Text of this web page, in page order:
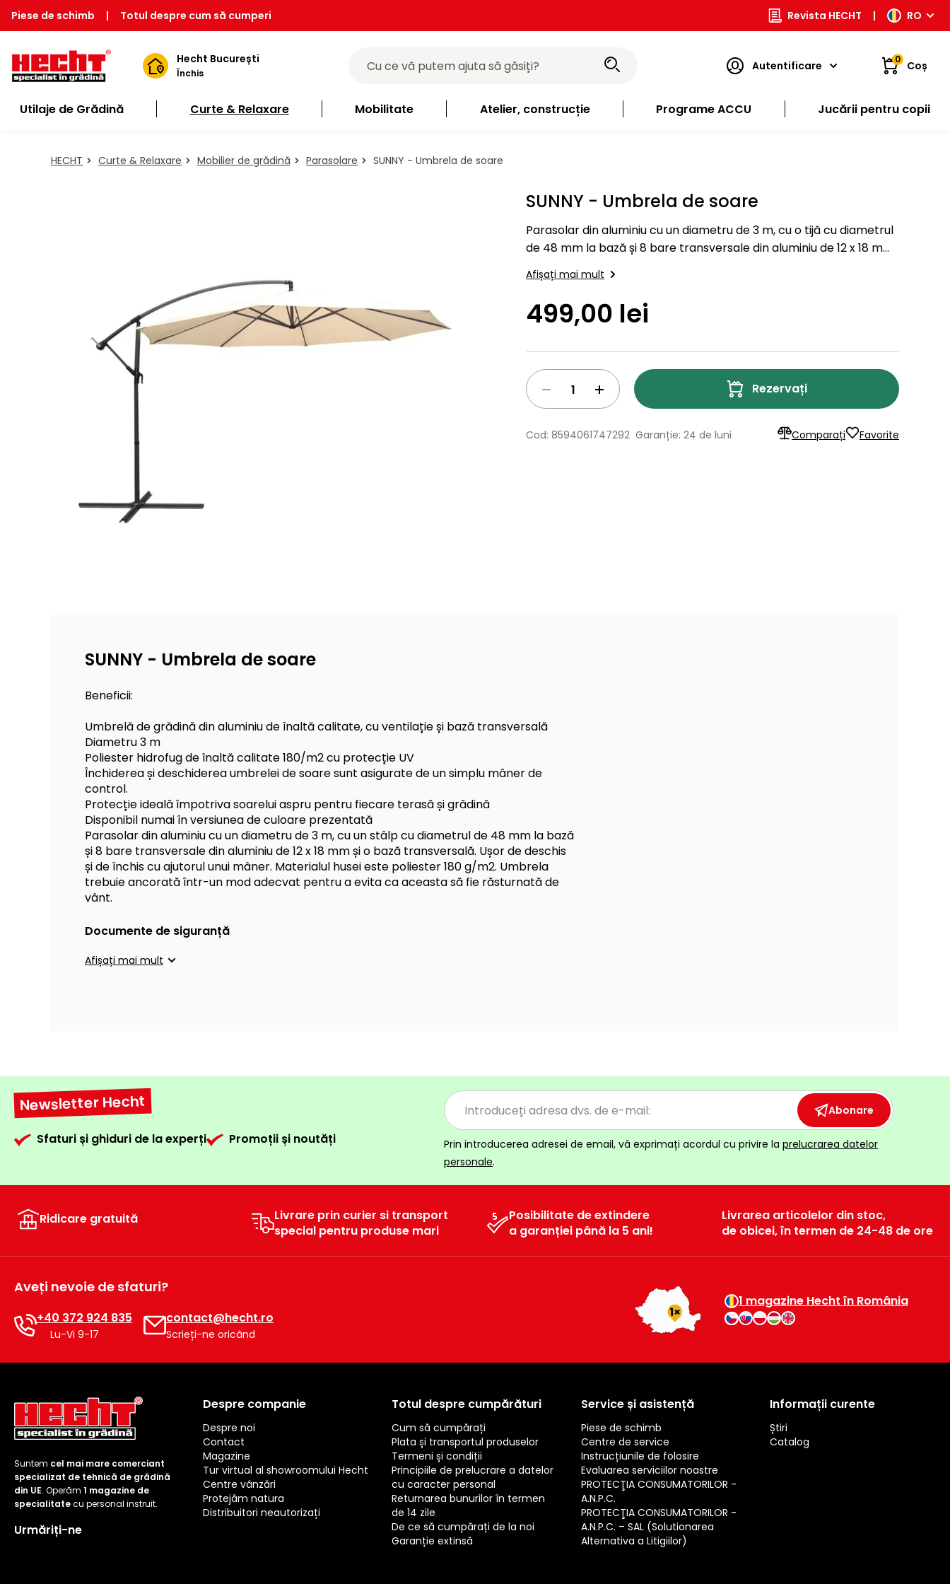
Piese de schimb | Totul despre cum să cumperi Revista HECHT | RO
Hecht București
Închis
Autentificare 0 Coș
Utilaje de Grădină Curte & Relaxare Mobilitate Atelier, construcție Programe ACCU Jucării pentru copii
HECHT Curte & Relaxare Mobilier de grădină Parasolare SUNNY - Umbrela de soare
SUNNY - Umbrela de soare
Parasolar din aluminiu cu un diametru de 3 m, cu o tijă cu diametrul
de 48 mm la bază și 8 bare transversale din aluminiu de 12 x 18 mm
Afișați mai mult
499,00 lei
Rezervați
Comparați Favorite
Cod: 8594061747292 Garanție: 24 de luni
SUNNY - Umbrela de soare
Beneficii:
Umbrelă de grădină din aluminiu de înaltă calitate, cu ventilație și bază transversală
Diametru 3 m
Poliester hidrofug de înaltă calitate 180/m2 cu protecție UV
Închiderea și deschiderea umbrelei de soare sunt asigurate de un simplu mâner de
control.
Protecție ideală împotriva soarelui aspru pentru fiecare terasă și grădină
Disponibil numai în versiunea de culoare prezentată
Parasolar din aluminiu cu un diametru de 3 m, cu un stâlp cu diametrul de 48 mm la bază
și 8 bare transversale din aluminiu de 12 x 18 mm și o bază transversală. Ușor de deschis
și de închis cu ajutorul unui mâner. Materialul husei este poliester 180 g/m2. Umbrela
trebuie ancorată într-un mod adecvat pentru a evita ca aceasta să fie răsturnată de
vânt.
Documente de siguranță
Afișați mai mult
Newsletter Hecht
Sfaturi și ghiduri de la experți Promoții și noutăți
Abonare
Prin introducerea adresei de email, vă exprimați acordul cu privire la prelucrarea datelor
personale.
Ridicare gratuită
Livrare prin curier si transport
special pentru produse mari
Posibilitate de extindere
a garanției până la 5 ani!
Livrarea articolelor din stoc,
de obicei, în termen de 24-48 de ore
Aveți nevoie de sfaturi?
+40 372 924 835
Lu-Vi 9-17
contact@hecht.ro
Scrieți-ne oricând
1 magazine Hecht în România
Suntem cel mai mare comerciant
specializat de tehnică de grădină
din UE. Operăm 1 magazine de
specialitatecu personal instruit.
Urmăriți-ne
Despre companie
Despre noi
Contact
Magazine
Tur virtual al showroomului Hecht
Centre vânzări
Protejăm natura
Distribuitori neautorizați
Totul despre cumpărături
Cum să cumpărați
Plata și transportul produselor
Termeni și condiții
Principiile de prelucrare a datelor
cu caracter personal
Returnarea bunurilor în termen
de 14 zile
De ce să cumpărați de la noi
Garanție extinsă
Service și asistență
Piese de schimb
Centre de service
Instrucțiunile de folosire
Evaluarea serviciilor noastre
PROTECŢIA CONSUMATORILOR -
A.N.P.C.
PROTECŢIA CONSUMATORILOR -
A.N.P.C. – SAL (Solutionarea
Alternativa a Litigiilor)
Informații curente
Știri
Catalog